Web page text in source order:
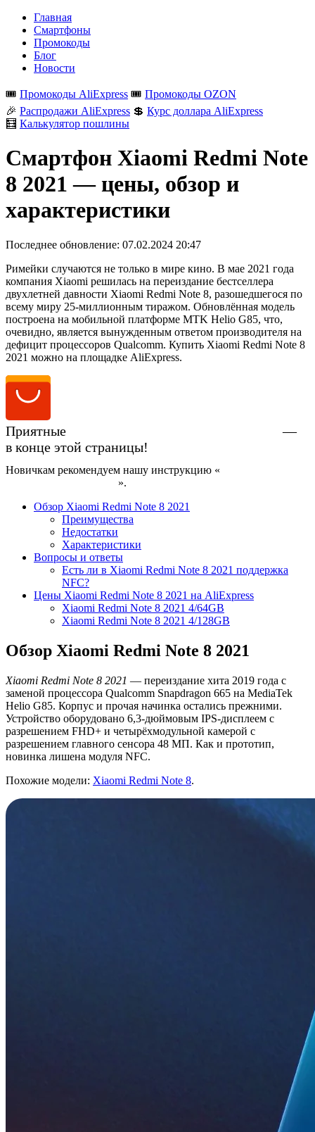
Главная
Смартфоны
Промокоды
Блог
Новости
🎟️ Промокоды AliExpress 🎟️ Промокоды OZON
🎉 Распродажи AliExpress 💲 Курс доллара AliExpress
🧮 Калькулятор пошлины
Смартфон Xiaomi Redmi Note
8 2021 — цены, обзор и
характеристики
Последнее обновление: 07.02.2024 20:47
Римейки случаются не только в мире кино. В мае 2021 года
компания Xiaomi решилась на переиздание бестселлера
двухлетней давности Xiaomi Redmi Note 8, разошедшегося по
всему миру 25-миллионным тиражом. Обновлённая модель
построена на мобильной платформе MTK Helio G85, что,
очевидно, является вынужденным ответом производителя на
дефицит процессоров Qualcomm. Купить Xiaomi Redmi Note 8
2021 можно на площадке AliExpress.
Приятные
—
в конце этой страницы!
Новичкам рекомендуем нашу инструкцию «
».
Обзор Xiaomi Redmi Note 8 2021
Преимущества
Недостатки
Характеристики
Вопросы и ответы
Есть ли в Xiaomi Redmi Note 8 2021 поддержка
NFC?
Цены Xiaomi Redmi Note 8 2021 на AliExpress
Xiaomi Redmi Note 8 2021 4/64GB
Xiaomi Redmi Note 8 2021 4/128GB
Обзор Xiaomi Redmi Note 8 2021
Xiaomi Redmi Note 8 2021 — переиздание хита 2019 года с
заменой процессора Qualcomm Snapdragon 665 на MediaTek
Helio G85. Корпус и прочая начинка остались прежними.
Устройство оборудовано 6,3-дюймовым IPS-дисплеем с
разрешением FHD+ и четырёхмодульной камерой с
разрешением главного сенсора 48 МП. Как и прототип,
новинка лишена модуля NFC.
Похожие модели: Xiaomi Redmi Note 8.